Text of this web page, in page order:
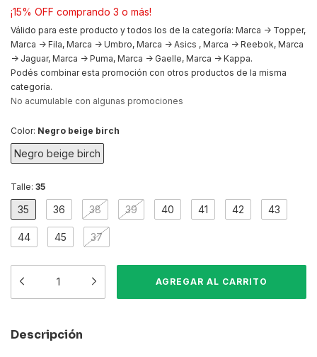
¡15% OFF comprando 3 o más!
Válido para este producto y todos los de la categoría: Marca -> Topper,
Marca -> Fila, Marca -> Umbro, Marca -> Asics , Marca -> Reebok, Marca
-> Jaguar, Marca -> Puma, Marca -> Gaelle, Marca -> Kappa.
Podés combinar esta promoción con otros productos de la misma
categoría.
No acumulable con algunas promociones
Color: Negro beige birch
Negro beige birch
Talle: 35
35 36 38 39 40 41 42 43
44 45 37
Descripción